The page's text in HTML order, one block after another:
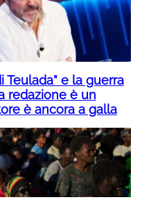
Teulada” e la guerra
redazione è un
è ancora a galla